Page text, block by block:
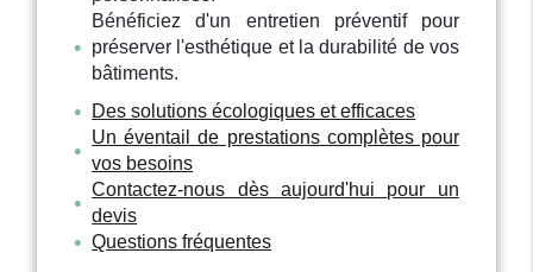
Bénéficiez d'un entretien préventif pour
préserver l'esthétique et la durabilité de vos
bâtiments.
Des solutions écologiques et efficaces
Un éventail de prestations complètes pour
vos besoins
Contactez-nous dès aujourd'hui pour un
devis
Questions fréquentes